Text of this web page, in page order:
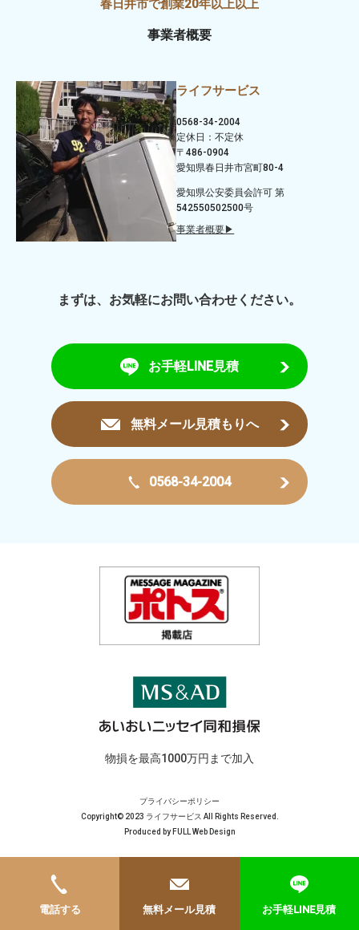
事業者概要
ライフサービス
0568-34-2004
定休日：不定休
〒486-0904
愛知県春日井市宮町80-4
愛知県公安委員会許可 第
542550502500号
事業者概要▶
まずは、お気軽にお問い合わせください。
お手軽LINE見積
無料メール見積もりへ
0568-34-2004
物損を最高1000万円まで加入
プライバシーポリシー
Copyright© 2023 ライフサービス All Rights Reserved.
Produced by FULL Web Design
電話する 無料メール見積 お手軽LINE見積